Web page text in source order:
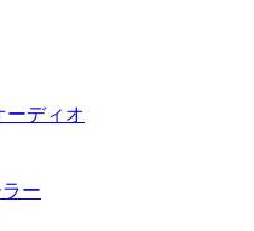
ーディオ
ー